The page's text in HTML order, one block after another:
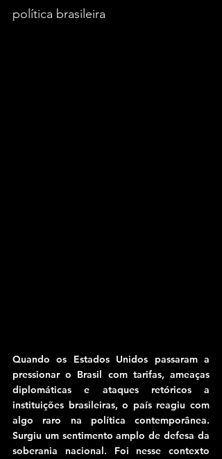
política brasileira
Quando os Estados Unidos passaram a
pressionar o Brasil com tarifas, ameaças
diplomáticas e ataques retóricos a
instituições brasileiras, o país reagiu com
algo raro na política contemporânea.
Surgiu um sentimento amplo de defesa da
soberania nacional. Foi nesse contexto